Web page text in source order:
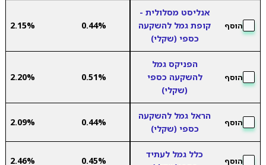
הוסף
אנליסט מסלולית -
קופת גמל להשקעה
כספי (שקלי)
0.44%
2.15%
הוסף
הפניקס גמל
להשקעה כספי
(שקלי)
0.51%
2.20%
הוסף
הראל גמל להשקעה
כספי (שקלי)
0.44%
2.09%
הוסף
כלל גמל לעתיד
0.45%
2.46%